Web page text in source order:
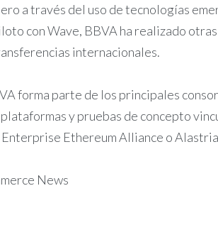
a través del uso de tecnologías
con Wave, BBVA ha realizado
internacionales.
forma parte de los principales
y pruebas de concepto
Ethereum Alliance o
News